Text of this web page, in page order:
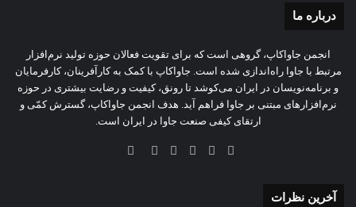
درباره‌ ما
انجمن جاواکاپ، گروهی است که برای تقویت فعالان حوزه‌ تولید نرم‌افزار
مرتبط با جاوا راه‌اندازی شده است. جاواکاپ با کمک به کارآفرینان، کارفرمایان
و برنامه‌نویسان در ایران می‌کوشد تا رونق، کیفیت و رضایت بیشتری در حوزه‌
نرم‌افزارهای مبتنی بر جاوا فراهم آید. هدف انجمن جاواکاپ، گسترش کمّی و
ارتقای کیفی صنعت جاوا در ایران است.
آخرین نظرات